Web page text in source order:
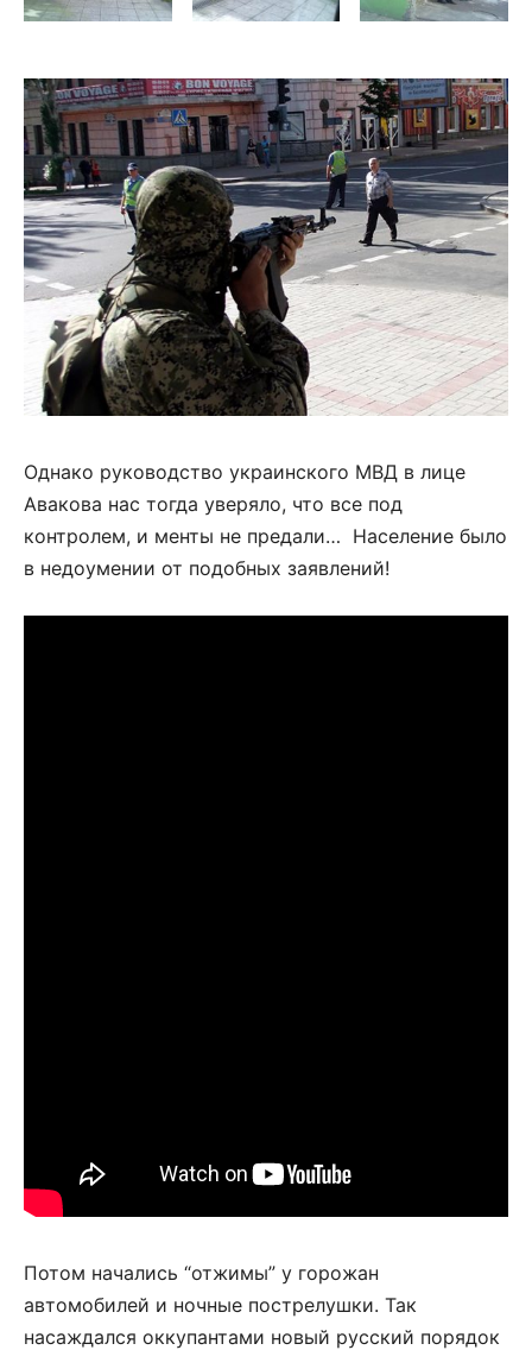
Однако руководство украинского МВД в лице
Авакова нас тогда уверяло, что все под
контролем, и менты не предали… Население было
в недоумении от подобных заявлений!
Потом начались “отжимы” у горожан
автомобилей и ночные пострелушки. Так
насаждался оккупантами новый русский порядок